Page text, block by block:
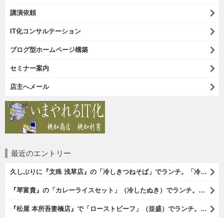
講演依頼
IT化コンサルテーション
ブログ型ホームページ構築
セミナー案内
店主へメール
最近のエントリー
久しぶりに『文殊 浅草店』の「冷しきつねそば」でランチ。「冷しきつめそば」のうまさは甘さである。 あたしは思い出していたのだ。この甘さのせいで「きつねそば」を敬遠していたのか、と。 でも、うまかったのだよ（笑）。（文殊 浅草店：浅草一丁目：浅草地下街）
『琴富貴』の「カレーライスセット」（冷したぬき）でランチ。所謂「蕎麦屋のカレー」と『琴富貴』の夏の定番「冷したぬき」である。勿論、これはダブルでうまいのだよ（笑）。（琴富貴：墨田区吾妻橋1）
『松屋 本所吾妻橋店』で「ローストビーフ」（並盛）でランチ。「ローストビーフ」は2つのソースが掛かっている。オリジナルソースとレフォールソースだ。 はたしていかなるものなのかと期待しながら待てば、それは確りとうまかったのだよ（笑）。（松屋 本所吾妻橋店：墨田区吾妻橋三）